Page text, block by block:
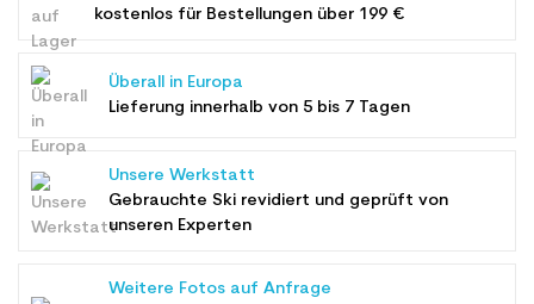
kostenlos für Bestellungen über 199 €
Überall in Europa
Lieferung innerhalb von 5 bis 7 Tagen
Unsere Werkstatt
Gebrauchte Ski revidiert und geprüft von
unseren Experten
Weitere Fotos auf Anfrage